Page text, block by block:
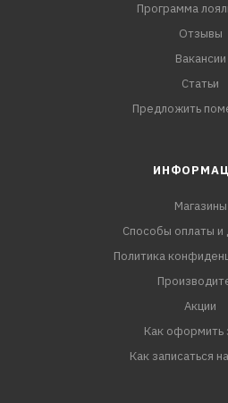
Программа
Отзывы
Вакансии
Статьи
Предложить
Магазины
Способы оплаты и
Политика
Акции
Как оформить
Как записаться